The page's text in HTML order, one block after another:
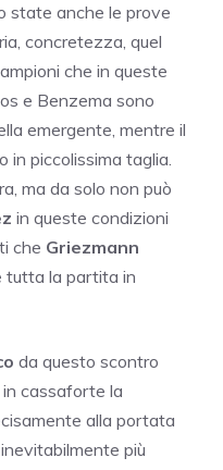
state anche le prove
concretezza, quel
che in queste
e Benzema sono
emergente, mentre il
in piccolissima taglia.
ma da solo non può
in queste condizioni
che Griezmann
tutta la partita in
da questo scontro
cassaforte la
alla portata
più